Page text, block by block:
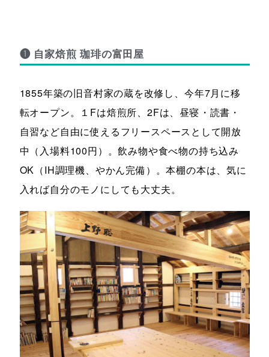
❶ 自家焙煎 珈琲の富田屋
1855年築の旧音村家の蔵を改修し、今年7月に移
転オープン。１Fは焙煎所、2Fは、昼寝・読書・
自習など自由に使えるフリースペースとして開放
中（入場料100円）。飲み物や食べ物の持ち込み
OK（IH調理機、やかん完備）。本棚の本は、気に
入れば自分のモノにしても大丈夫。